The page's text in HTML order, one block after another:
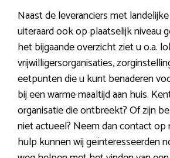
Naast de leveranciers met
uiteraard ook op plaatselijk niveau
het bijgaande overzicht ziet u o.a.
vrijwilligersorganisaties,
eetpunten die u kunt benaderen
bij een warme maaltijd aan huis.
organisatie die ontbreekt? Of zijn
niet actueel? Neem dan contact
hulp kunnen wij geïnteresseerden